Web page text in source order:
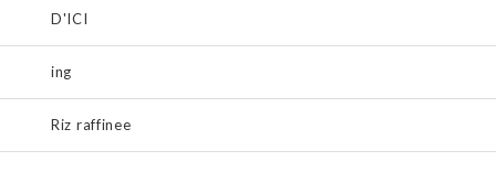
D'ICI
ing
Riz raffinee